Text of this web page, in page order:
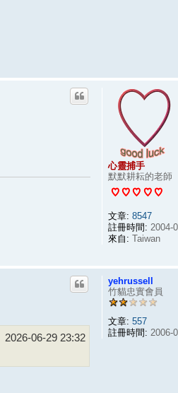
心靈捕手
默默耕耘的老師
文章: 8547
註冊時間: 2004-
來自: Taiwan
yehrussell
竹貓忠實會員
文章: 557
註冊時間: 2006-
2026-06-29 23:32